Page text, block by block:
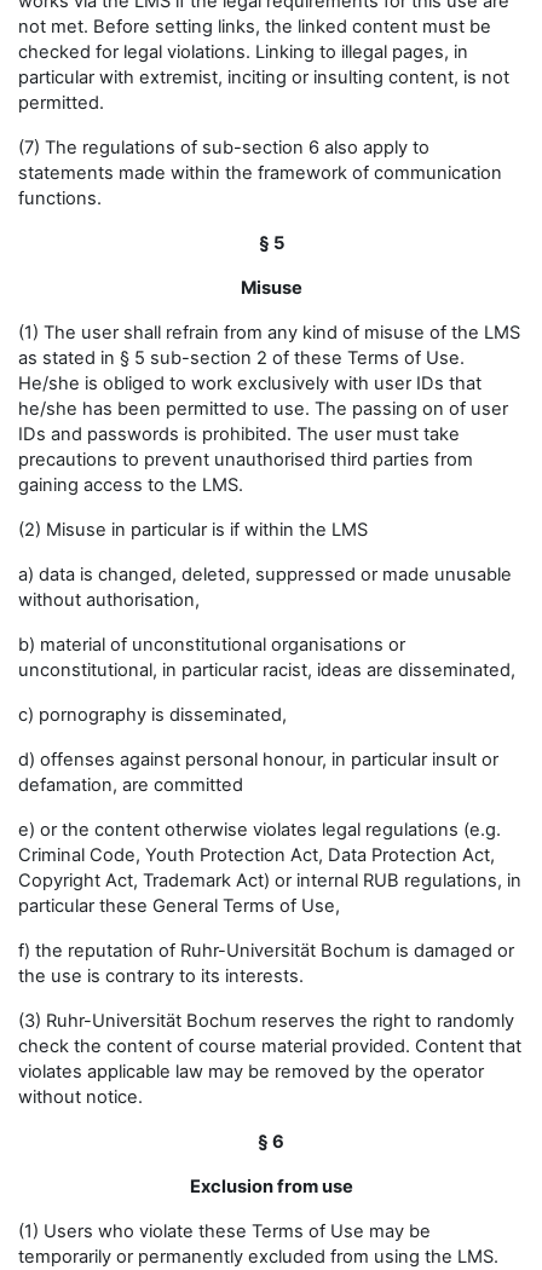
not met. Before setting links, the linked content must be
checked for legal violations. Linking to illegal pages, in
particular with extremist, inciting or insulting content, is not
permitted.
(7) The regulations of sub-section 6 also apply to
statements made within the framework of communication
functions.
§ 5
Misuse
(1) The user shall refrain from any kind of misuse of the LMS
as stated in § 5 sub-section 2 of these Terms of Use.
He/she is obliged to work exclusively with user IDs that
he/she has been permitted to use. The passing on of user
IDs and passwords is prohibited. The user must take
precautions to prevent unauthorised third parties from
gaining access to the LMS.
(2) Misuse in particular is if within the LMS
a) data is changed, deleted, suppressed or made unusable
without authorisation,
b) material of unconstitutional organisations or
unconstitutional, in particular racist, ideas are disseminated,
c) pornography is disseminated,
d) offenses against personal honour, in particular insult or
defamation, are committed
e) or the content otherwise violates legal regulations (e.g.
Criminal Code, Youth Protection Act, Data Protection Act,
Copyright Act, Trademark Act) or internal RUB regulations, in
particular these General Terms of Use,
f) the reputation of Ruhr-Universität Bochum is damaged or
the use is contrary to its interests.
(3) Ruhr-Universität Bochum reserves the right to randomly
check the content of course material provided. Content that
violates applicable law may be removed by the operator
without notice.
§ 6
Exclusion from use
(1) Users who violate these Terms of Use may be
temporarily or permanently excluded from using the LMS.